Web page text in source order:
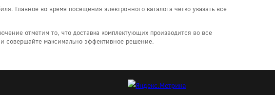
Главное во время посещения электронного каталога четко указать все
отметим то, что доставка комплектующих производится во все
совершайте максимально эффективное решение.